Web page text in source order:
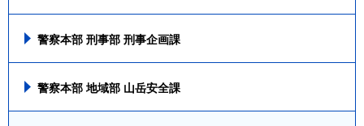
警察本部 刑事部 刑事企画課
警察本部 地域部 山岳安全課